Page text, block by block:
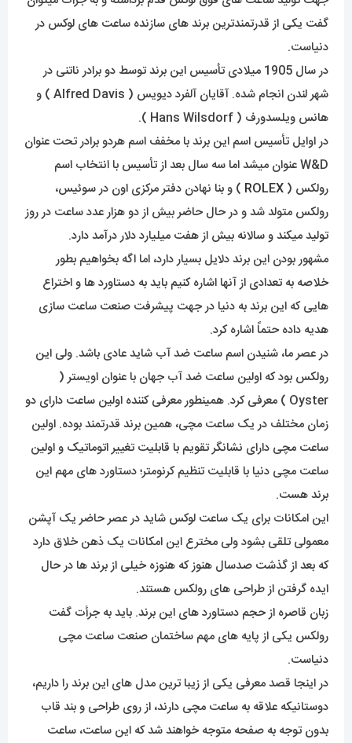
گفت یکی از قدرتمندترین برند های سازنده ساعت های لوکس در
دنیاست.
در سال 1905 میلادی تأسیس این برند توسط دو برادر ناتنی در
شهر لندن انجام شده. آقایان آلفرد دیویس ( Alfred Davis ) و
هانس ویلسدورف ( Hans Wilsdorf ).
در اوایل تأسیس اسم این برند با مخفف اسم هردو برادر تحت عنوان
W&D عنوان میشد اما سه سال بعد از تأسیس با انتخاب اسم
رولکس ( ROLEX ) و بنا نهادن دفتر مرکزی اون در سوئیس،
رولکس متولد شد و در حال حاضر بیش از دو هزار عدد ساعت در روز
تولید میکند و سالانه بیش از هفت میلیارد دلار درآمد دارد.
مشهور بودن این برند دلایل بسیار دارد، اما اگه بخواهیم بطور
خلاصه به تعدادی از آنها اشاره کنیم باید به دستاورد ها و اختراع
هایی که این برند به دنیا در جهت پیشرفت صنعت ساعت سازی
هدیه داده حتماً اشاره کرد.
در عصر ما، شنیدن اسم ساعت ضد آب شاید عادی باشد. ولی این
رولکس بود که اولین ساعت ضد آب جهان با عنوان اویستر (
Oyster ) معرفی کرد. همینطور معرفی کننده اولین ساعت دارای دو
زمان مختلف در یک ساعت مچی، همین برند قدرتمند بوده. اولین
ساعت مچی دارای نشانگر تقویم با قابلیت تغییر اتوماتیک و اولین
ساعت مچی دنیا با قابلیت تنظیم کرنومتر؛ دستاورد های مهم این
برند هست.
این امکانات برای یک ساعت لوکس شاید در عصر حاضر یک آپشن
معمولی تلقی بشود ولی مخترع این امکانات یک ذهن خلاق دارد
که بعد از گذشت صدسال هنوز که هنوزه خیلی از برند ها در حال
ایده گرفتن از طراحی های رولکس هستند.
زبان قاصره از حجم دستاورد های این برند. باید به جرأت گفت
رولکس یکی از پایه های مهم ساختمان صنعت ساعت مچی
دنیاست.
در اینجا قصد معرفی یکی از زیبا ترین مدل های این برند را داریم،
دوستانیکه علاقه به ساعت مچی دارند، از روی طراحی و بند قاب
بدون توجه به صفحه متوجه خواهند شد که این ساعت، ساعت